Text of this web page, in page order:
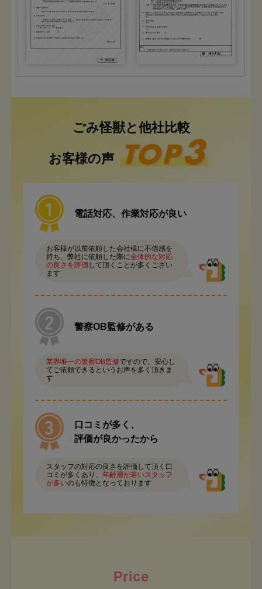
ごみ怪獣と他社比較
お客様の声
電話対応、作業対応が良い
お客様が以前依頼した会社様に不信感を
持ち、弊社に依頼した際に全体的な対応
の良さを評価 して頂くことが多くござい
ます
警察OB監修がある
業界唯一の警察OB監修ですので、安心し
てご依頼できるというお声を多く頂きま
す
口コミが多く、
評価が良かったから
スタッフの対応の良さを評価して頂く口
コミが多くあり、 年齢層が若いスタッフ
が多いのも特徴となっております